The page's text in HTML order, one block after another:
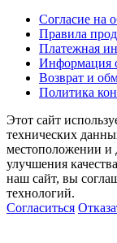
Согласие на
Правила
Платежная
Информация
Возврат и
Политика
Этот сайт
технических
местоположении и
улучшения
наш сайт, вы
технологий.
Согласиться